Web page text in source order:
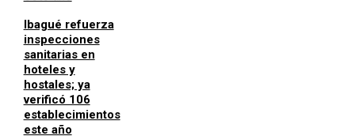
Ibagué refuerza
inspecciones
sanitarias en
hoteles y
hostales; ya
verificó 106
establecimientos
este año